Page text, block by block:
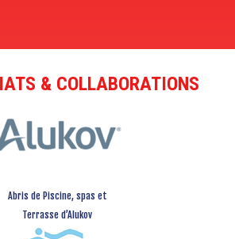
& COLLABORATIONS
Abris de Piscine, spas et
Terrasse d’Alukov